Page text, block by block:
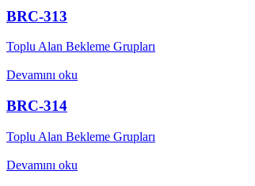
BRC-313
Toplu Alan Bekleme Grupları
Devamını oku
BRC-314
Toplu Alan Bekleme Grupları
Devamını oku